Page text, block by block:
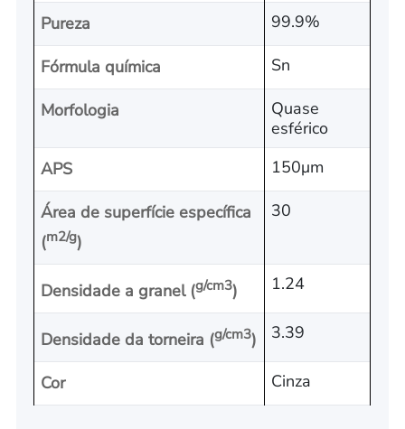
Pureza 99.9%
Fórmula química Sn
Morfologia
Quase
esférico
APS
150μm
Área de superfície específica
(m2/g)
30
Densidade a granel (g/cm3) 1.24
Densidade da torneira (g/cm3) 3.39
Cor Cinza